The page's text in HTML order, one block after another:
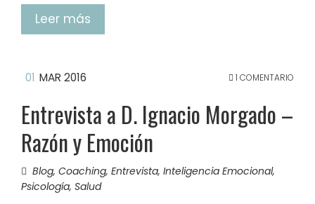
Leer más
01 MAR 2016 1 COMENTARIO
Entrevista a D. Ignacio Morgado –
Razón y Emoción
Blog, Coaching, Entrevista, Inteligencia Emocional,
Psicología, Salud